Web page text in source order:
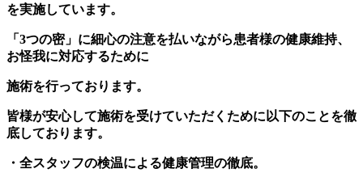
を実施しています。
「3つの密」に細心の注意を払いながら患者様の健康維持、
お怪我に対応するために
施術を行っております。
皆様が安心して施術を受けていただくために以下のことを徹
底しております。
・全スタッフの検温による健康管理の徹底。